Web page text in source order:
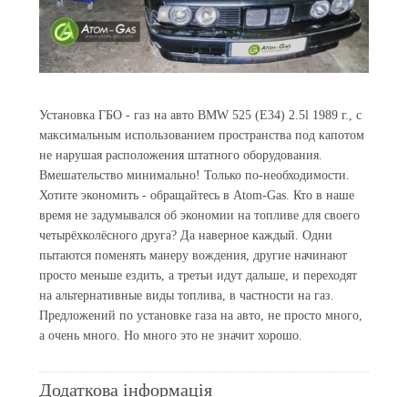
Установка ГБО - газ на авто BMW 525 (E34) 2.5l 1989 г., с
максимальным использованием пространства под капотом
не нарушая расположения штатного оборудования.
Вмешательство минимально! Только по-необходимости.
Хотите экономить - обращайтесь в Atom-Gas. Кто в наше
время не задумывался об экономии на топливе для своего
четырёхколёсного друга? Да наверное каждый. Одни
пытаются поменять манеру вождения, другие начинают
просто меньше ездить, а третьи идут дальше, и переходят
на альтернативные виды топлива, в частности на газ.
Предложений по установке газа на авто, не просто много,
а очень много. Но много это не значит хорошо.
Додаткова інформація